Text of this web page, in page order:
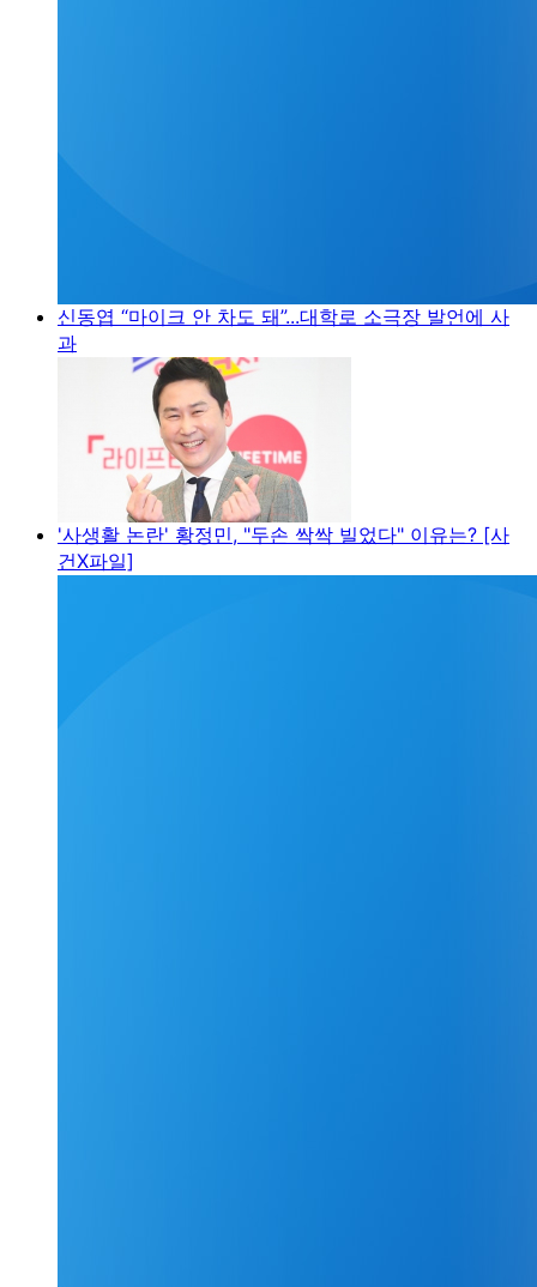
신동엽 “마이크 안 차도 돼”...대학로 소극장 발언에 사
과
'사생활 논란' 황정민, "두손 싹싹 빌었다" 이유는? [사
건X파일]